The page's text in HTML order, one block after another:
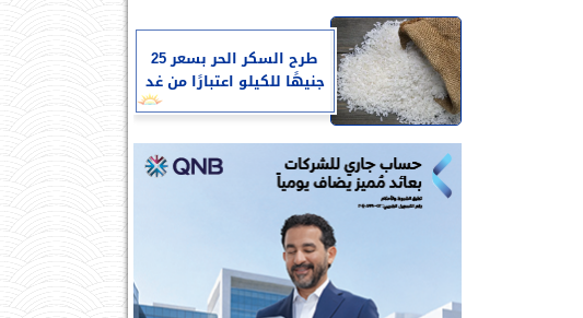
طرح السكر الحر بسعر 25
جنيهًا للكيلو اعتبارًا من غد